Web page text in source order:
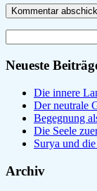
nach:
Neueste
Die innere
Der neutrale
Begegnung
Die Seele
Surya und
Archiv